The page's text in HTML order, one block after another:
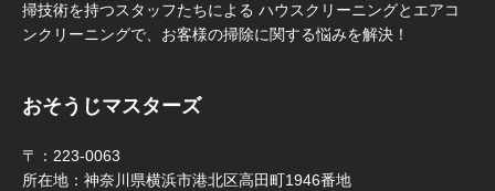
掃技術を持つスタッフたちによる ハウスクリーニングとエアコ
ンクリーニングで、お客様の掃除に関する悩みを解決！
おそうじマスターズ
〒：223-0063
所在地：神奈川県横浜市港北区高田町1946番地